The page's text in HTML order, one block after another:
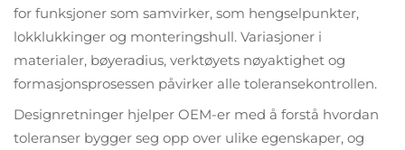
for funksjoner som samvirker, som hengselpunkter,
lokklukkinger og monteringshull. Variasjoner i
materialer, bøyeradius, verktøyets nøyaktighet og
formasjonsprosessen påvirker alle toleransekontrollen.
Designretninger hjelper OEM-er med å forstå hvordan
toleranser bygger seg opp over ulike egenskaper, og